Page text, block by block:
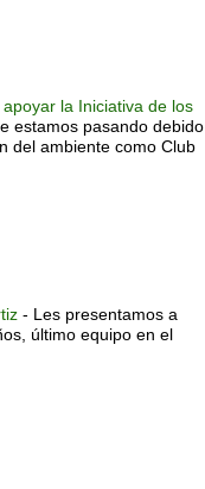
la Iniciativa de los
estamos pasando debido
del ambiente como Club
- Les presentamos a
último equipo en el